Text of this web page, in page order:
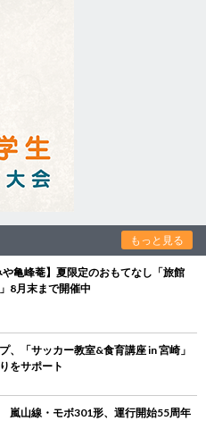
もっと見る
や亀峰菴】夏限定のおもてなし「旅館
8月末まで開催中
、「サッカー教室&食育講座 in 宮崎」
をサポート
嵐山線・モボ301形、運行開始55周年